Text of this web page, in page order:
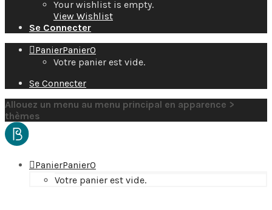
Your wishlist is empty.
View Wishlist
Se Connecter
PanierPanier0
Votre panier est vide.
Se Connecter
Allouez un menu au menu principal en apparence >
thèmes
PanierPanier0
Votre panier est vide.